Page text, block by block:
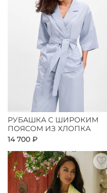
РУБАШКА С ШИРОКИМ
ПОЯСОМ ИЗ ХЛОПКА
14 700 ₽